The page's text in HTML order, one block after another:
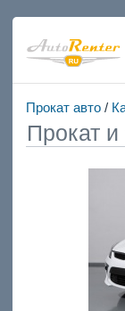
Прокат авто/
Прокат